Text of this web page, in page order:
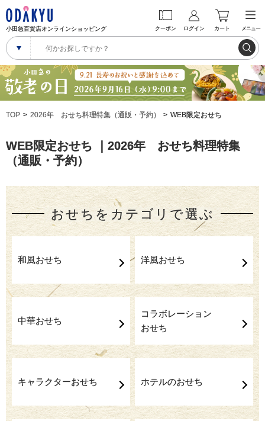
小田急百貨店オンラインショッピング クーポン ログイン カート メニュー
TOP 2026年 おせち料理特集（通販・予約） WEB限定おせち
WEB限定おせち ｜2026年 おせち料理特集
（通販・予約）
おせちをカテゴリで選ぶ
和風おせち 洋風おせち
中華おせち
コラボレーション
おせち
キャラクターおせち ホテルのおせち